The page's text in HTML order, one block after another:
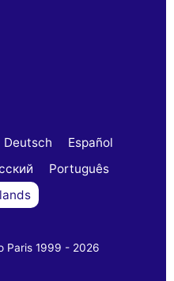
Deutsch
Español
Português
Paris 1999 - 2026